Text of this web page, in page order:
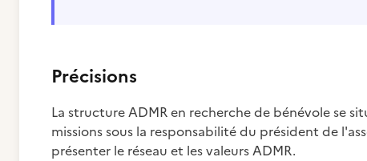
Précisions
La structure ADMR en recherche de bénévole se
missions sous la responsabilité du président de
présenter le réseau et les valeurs ADMR.